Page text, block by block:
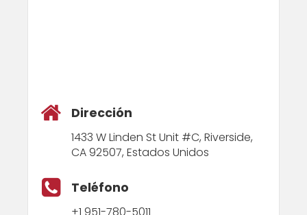
Dirección
1433 W Linden St Unit #C, Riverside,
CA 92507, Estados Unidos
Teléfono
+1 951-780-5011